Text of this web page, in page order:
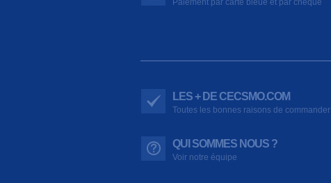
Paiement par carte bleue et par chèque
LES + DE CECSMO.COM
Toutes les bonnes raisons de commander
QUI SOMMES NOUS ?
Voir notre équipe